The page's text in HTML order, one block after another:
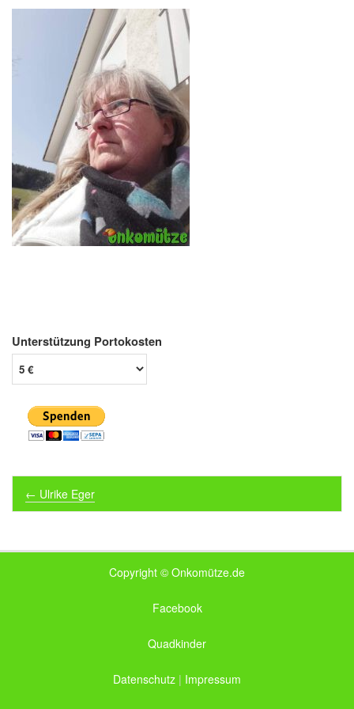
Unterstützung Portokosten
Post navigation
← Ulrike Eger
Copyright © Onkomütze.de
Facebook
Quadkinder
Datenschutz | Impressum